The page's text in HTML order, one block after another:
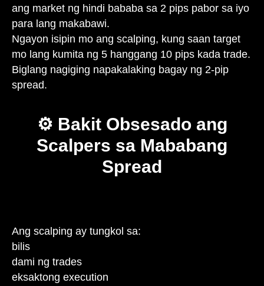
ang market ng hindi bababa sa 2 pips pabor sa iyo
para lang makabawi.
Ngayon isipin mo ang scalping, kung saan target
mo lang kumita ng 5 hanggang 10 pips kada trade.
Biglang nagiging napakalaking bagay ng 2-pip
spread.
⚙️ Bakit Obsesado ang
Scalpers sa Mababang
Spread
Ang scalping ay tungkol sa:
bilis
dami ng trades
eksaktong execution